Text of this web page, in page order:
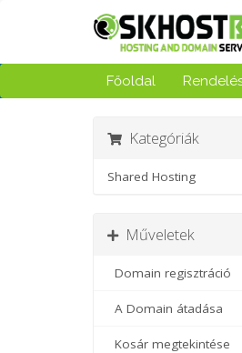
Főoldal
Kategóriák
Shared Hosting
Műveletek
Domain regisztráció
A Domain átadása
Kosár megtekintése